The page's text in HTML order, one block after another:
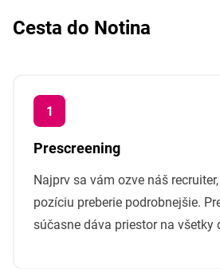
Cesta do Notina
Prescreening
Najprv sa vám ozve náš
pozíciu preberie podrobnejšie.
súčasne dáva priestor na všetky